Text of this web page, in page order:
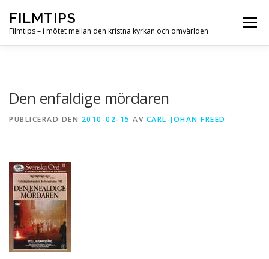
innehåll
FILMTIPS
Filmtips – i mötet mellan den kristna kyrkan och omvärlden
Meny
Den enfaldige mördaren
PUBLICERAD DEN 2010-02-15 AV CARL-JOHAN FREED